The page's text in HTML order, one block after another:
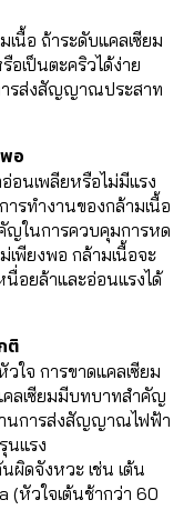
นื้อ ถ้าระดับแคลเซียม
อเป็นตะคริวได้ง่าย
ารส่งสัญญาณประสาท
อ
นเพลียหรือไม่มีแรง
ารทำงานของกล้ามเนื้อ
ญในการควบคุมการหด
เพียงพอ กล้ามเนื้อจะ
นื่อยล้าและอ่อนแรงได้
ติ
ใจ การขาดแคลเซียม
คลเซียมมีบทบาทสำคัญ
านการส่งสัญญาณไฟฟ้า
นแรง
ผิดจังหวะ เช่น เต้น
(หัวใจเต้นช้ากว่า 60